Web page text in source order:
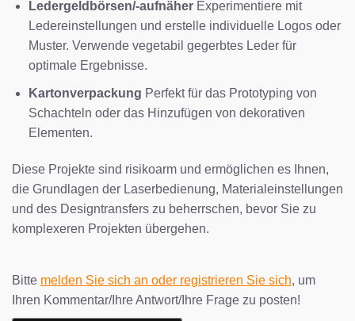
Ledergeldbörsen/-aufnäherExperimentiere mit
Ledereinstellungen und erstelle individuelle Logos oder
Muster. Verwende vegetabil gegerbtes Leder für
optimale Ergebnisse.
Kartonverpackung Perfekt für das Prototyping von
Schachteln oder das Hinzufügen von dekorativen
Elementen.
Diese Projekte sind risikoarm und ermöglichen es Ihnen,
die Grundlagen der Laserbedienung, Materialeinstellungen
und des Designtransfers zu beherrschen, bevor Sie zu
komplexeren Projekten übergehen.
Bitte melden Sie sich an oder registrieren Sie sich, um
Ihren Kommentar/Ihre Antwort/Ihre Frage zu posten!